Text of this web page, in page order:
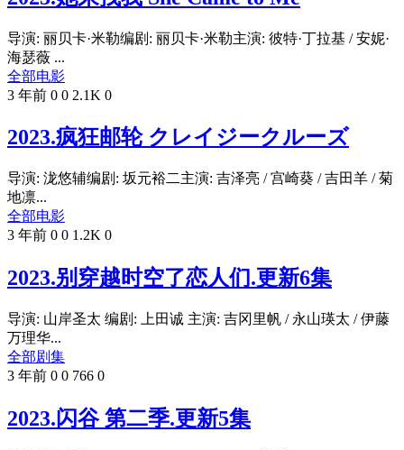
导演: 丽贝卡·米勒编剧: 丽贝卡·米勒主演: 彼特·丁拉基 / 安妮·
海瑟薇 ...
全部电影
3 年前 0 0 2.1K 0
2023.疯狂邮轮 クレイジークルーズ
导演: 泷悠辅编剧: 坂元裕二主演: 吉泽亮 / 宫崎葵 / 吉田羊 / 菊
地凛...
全部电影
3 年前 0 0 1.2K 0
2023.别穿越时空了恋人们.更新6集
导演: 山岸圣太 编剧: 上田诚 主演: 吉冈里帆 / 永山瑛太 / 伊藤
万理华...
全部剧集
3 年前 0 0 766 0
2023.闪谷 第二季.更新5集